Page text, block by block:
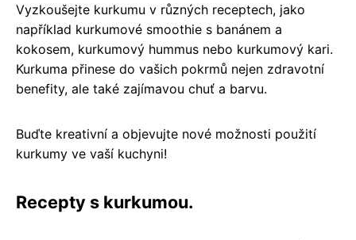
Vyzkoušejte kurkumu v různých receptech, jako
například kurkumové smoothie s banánem a
kokosem, kurkumový hummus nebo kurkumový kari.
Kurkuma přinese do vašich pokrmů nejen zdravotní
benefity, ale také zajímavou chuť a barvu.
Buďte kreativní a objevujte nové možnosti použití
kurkumy ve vaší kuchyni!
Recepty s kurkumou.